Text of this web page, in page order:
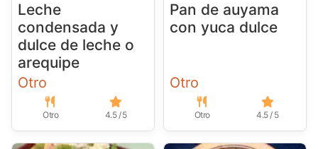
Leche
condensada y
dulce de leche o
arequipe
Otro
Otro 4.5 / 5
Pan de auyama
con yuca dulce
Otro
Otro 4.5 / 5